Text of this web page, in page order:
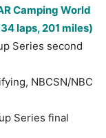
Camping World
laps, 201 miles)
Series second
NBCSN/NBC
Series final